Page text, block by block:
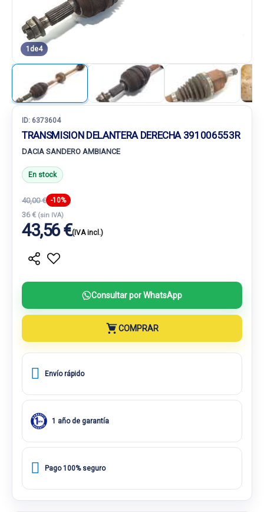
1 de4
ID: 6373604
TRANSMISION DELANTERA DERECHA 391006553R
DACIA SANDERO AMBIANCE
En stock
40,00 € -10%
36 € (sin IVA)
43,56 €(IVA incl.)
Consultar por WhatsApp
COMPRAR
Envío rápido
1 año de garantía
Pago 100% seguro